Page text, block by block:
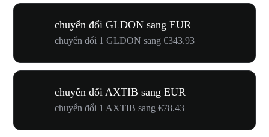
chuyển đổi GLDON sang EUR
chuyển đổi 1 GLDON sang €343.93
chuyển đổi AXTIB sang EUR
chuyển đổi 1 AXTIB sang €78.43